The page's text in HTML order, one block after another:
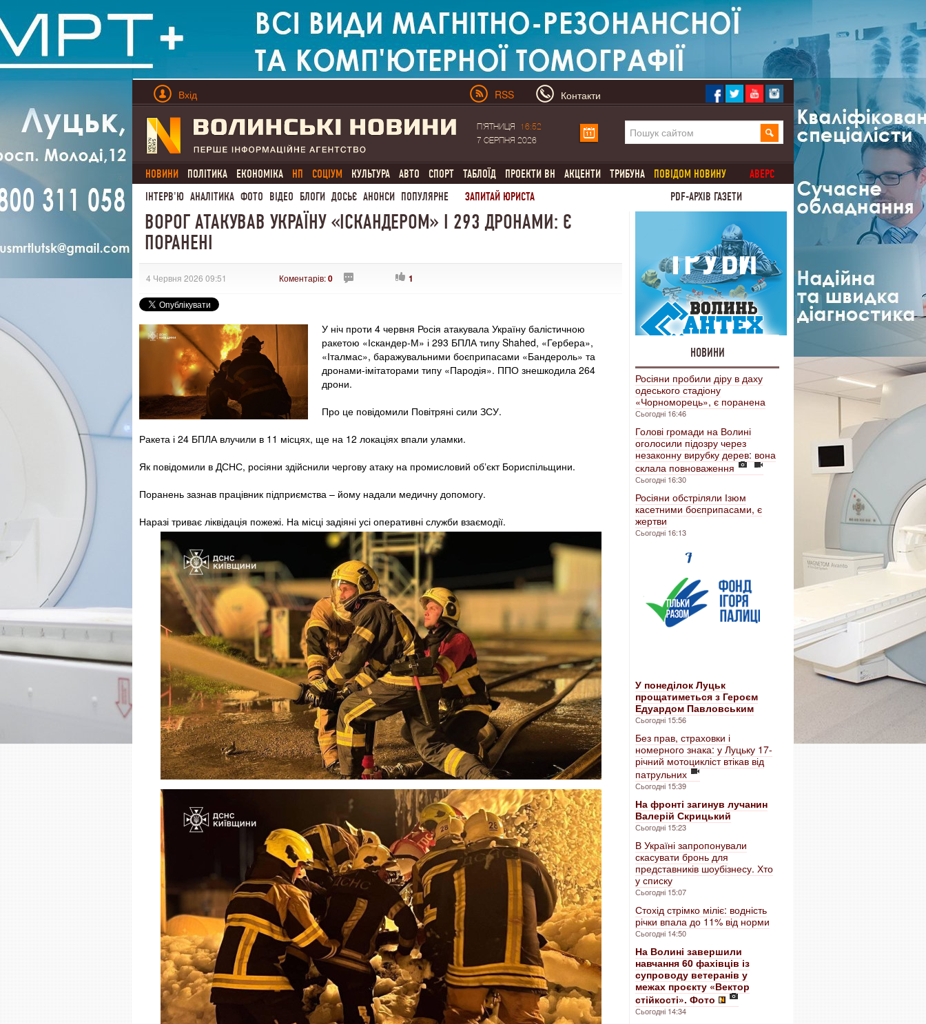
Вхід RSS Контакти
П'ЯТНИЦЯ
16:52
7 СЕРПНЯ 2026
НОВИНИ ПОЛІТИКА ЕКОНОМІКА НП СОЦІУМ КУЛЬТУРА АВТО СПОРТ ТАБЛОЇД ПРОЕКТИ ВН АКЦЕНТИ ТРИБУНА ПОВІДОМ НОВИНУ
АВЕРС
ІНТЕРВ'Ю АНАЛІТИКА ФОТО ВІДЕО БЛОГИ ДОСЬЄ АНОНСИ ПОПУЛЯРНЕ ЗАПИТАЙ ЮРИСТА PDF-АРХІВ ГАЗЕТИ
ВОРОГ АТАКУВАВ УКРАЇНУ «ІСКАНДЕРОМ» І 293 ДРОНАМИ: Є
ПОРАНЕНІ
4 Червня 2026 09:51 Коментарів:0 1
У ніч проти 4 червня Росія атакувала Україну балістичною
ракетою «Іскандер-М» і 293 БПЛА типу Shahed, «Гербера»,
«Італмас», баражувальними боєприпасами «Бандероль» та
дронами-імітаторами типу «Пародія». ППО знешкодила 264
дрони.
Про це повідомили Повітряні сили ЗСУ.
Ракета і 24 БПЛА влучили в 11 місцях, ще на 12 локаціях впали уламки.
Як повідомили в ДСНС, росіяни здійснили чергову атаку на промисловий обʼєкт Бориспільщини.
Поранень зазнав працівник підприємства – йому надали медичну допомогу.
Наразі триває ліквідація пожежі. На місці задіяні усі оперативні служби взаємодії.
НОВИНИ
Росіяни пробили діру в даху
одеського стадіону
«Чорноморець», є поранена
Сьогодні 16:46
Голові громади на Волині
оголосили підозру через
незаконну вирубку дерев: вона
склала повноваження
Сьогодні 16:30
Росіяни обстріляли Ізюм
касетними боєприпасами, є
жертви
Сьогодні 16:13
У понеділок Луцьк
прощатиметься з Героєм
Едуардом Павловським
Сьогодні 15:56
Без прав, страховки і
номерного знака: у Луцьку 17-
річний мотоцикліст втікав від
патрульних
Сьогодні 15:39
На фронті загинув лучанин
Валерій Скрицький
Сьогодні 15:23
В Україні запропонували
скасувати бронь для
представників шоубізнесу. Хто
у списку
Сьогодні 15:07
Стохід стрімко міліє: водність
річки впала до 11% від норми
Сьогодні 14:50
На Волині завершили
навчання 60 фахівців із
супроводу ветеранів у
межах проєкту «Вектор
стійкості». Фото
Сьогодні 14:34